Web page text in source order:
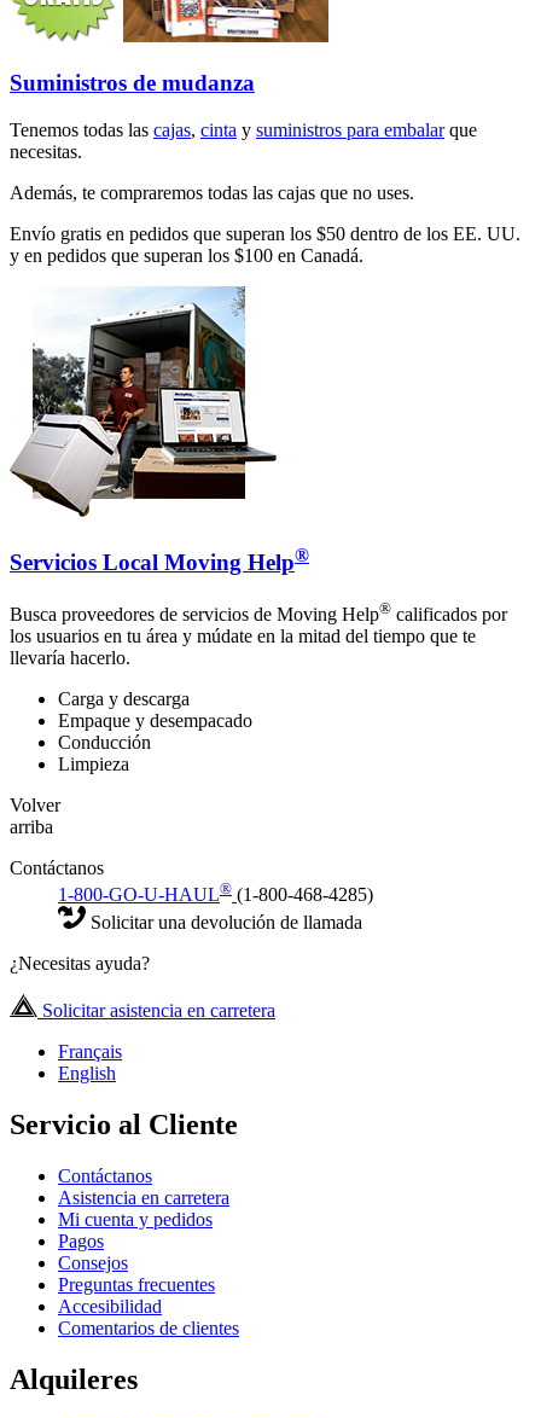
Suministros de mudanza
Tenemos todas las cajas, cinta y suministros para embalarque
necesitas.
Además, te compraremos todas las cajas que no uses.
Envío gratis en pedidos que superan los $50 dentro de los EE. UU.
y en pedidos que superan los $100 en Canadá.
Servicios Local Moving Help®
Busca proveedores de servicios de Moving Help® calificados por
los usuarios en tu área y múdate en la mitad del tiempo que te
llevaría hacerlo.
Carga y descarga
Empaque y desempacado
Conducción
Limpieza
Volver
arriba
Contáctanos
1-800-GO-U-HAUL® (1-800-468-4285)
Solicitar una devolución de llamada
¿Necesitas ayuda?
Solicitar asistencia en carretera
Français
English
Servicio al Cliente
Contáctanos
Asistencia en carretera
Mi cuenta y pedidos
Pagos
Consejos
Preguntas frecuentes
Accesibilidad
Comentarios de clientes
Alquileres